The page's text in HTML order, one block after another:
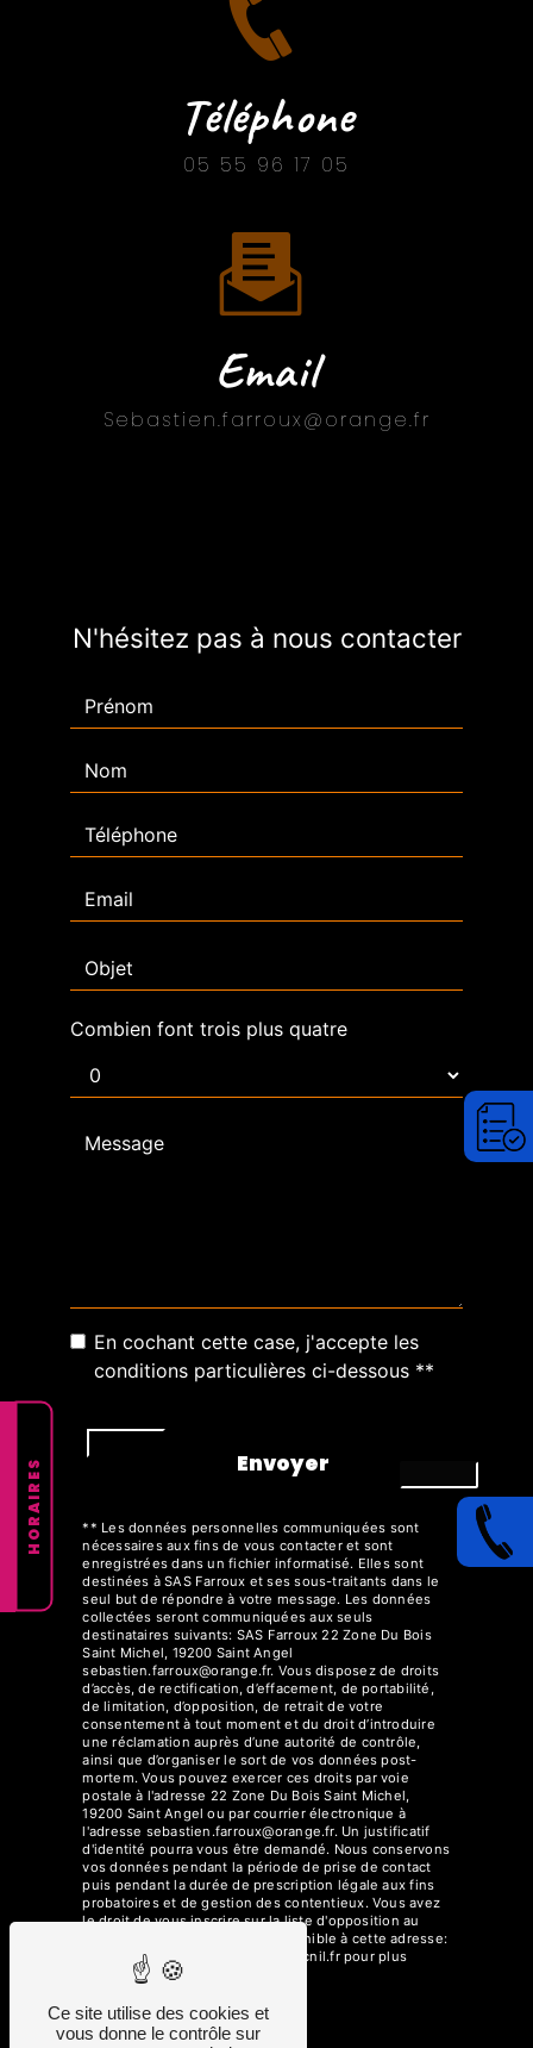
HORAIRES
Téléphone
05 55 96 17 05
Email
sebastien.farroux@orange.fr
N'hésitez pas à nous contacter
Combien font trois plus quatre
En cochant cette case, j'accepte les
conditions particulières ci-dessous **
Envoyer
** Les données personnelles communiquées sont
nécessaires aux fins de vous contacter et sont
enregistrées dans un fichier informatisé. Elles sont
destinées à SAS Farroux et ses sous-traitants dans le
seul but de répondre à votre message. Les données
collectées seront communiquées aux seuls
destinataires suivants: SAS Farroux 22 Zone Du Bois
Saint Michel, 19200 Saint Angel
sebastien.farroux@orange.fr. Vous disposez de droits
d’accès, de rectification, d’effacement, de portabilité,
de limitation, d’opposition, de retrait de votre
consentement à tout moment et du droit d’introduire
une réclamation auprès d’une autorité de contrôle,
ainsi que d’organiser le sort de vos données post-
mortem. Vous pouvez exercer ces droits par voie
postale à l'adresse 22 Zone Du Bois Saint Michel,
19200 Saint Angel ou par courrier électronique à
l'adresse sebastien.farroux@orange.fr. Un justificatif
d'identité pourra vous être demandé. Nous conservons
vos données pendant la période de prise de contact
puis pendant la durée de prescription légale aux fins
probatoires et de gestion des contentieux. Vous avez
le droit de vous inscrire sur la liste d'opposition au
démarchage téléphonique, disponible à cette adresse:
Bloctel.gouv.fr
. Consultez le site cnil.fr pour plus
d’informations sur vos droits.
Ce site utilise des cookies et
vous donne le contrôle sur